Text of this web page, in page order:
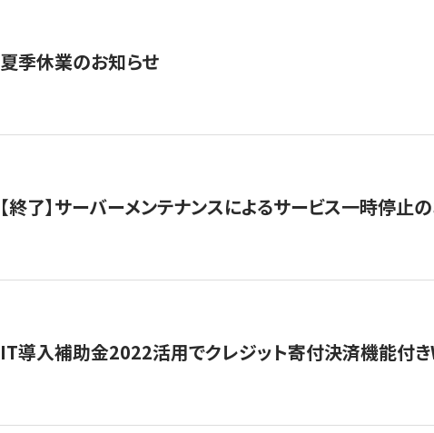
夏季休業のお知らせ
【終了】サーバーメンテナンスによるサービス一時停止
IT導入補助金2022活用でクレジット寄付決済機能付